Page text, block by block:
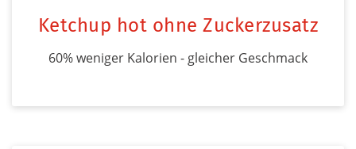
Ketchup hot ohne Zuckerzusatz
60% weniger Kalorien - gleicher Geschmack